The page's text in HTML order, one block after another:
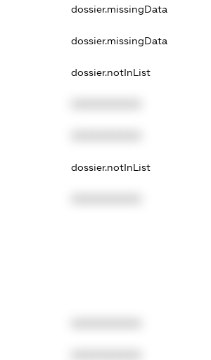
dossier.missingData
dossier.missingData
dossier.notInList
dossier.notInList